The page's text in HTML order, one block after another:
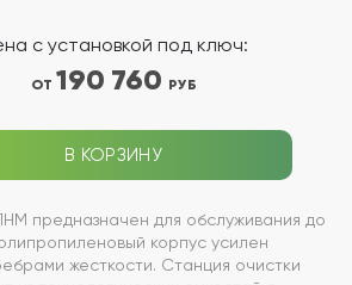
с установкой под ключ:
ОТ 190 760 РУБ
В КОРЗИНУ
предназначен для обслуживания до
корпус усилен
жесткости. Станция очистки